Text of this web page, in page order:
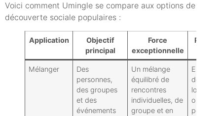
Voici comment Umingle se compare aux options de
découverte sociale populaires :
Application
Objectif
principal
Force
exceptionnelle
Point
Mélanger
Des
personnes,
des groupes
et des
événements
Un mélange
équilibré de
rencontres
individuelles, de
groupe et en
En
de la
locale :
outils